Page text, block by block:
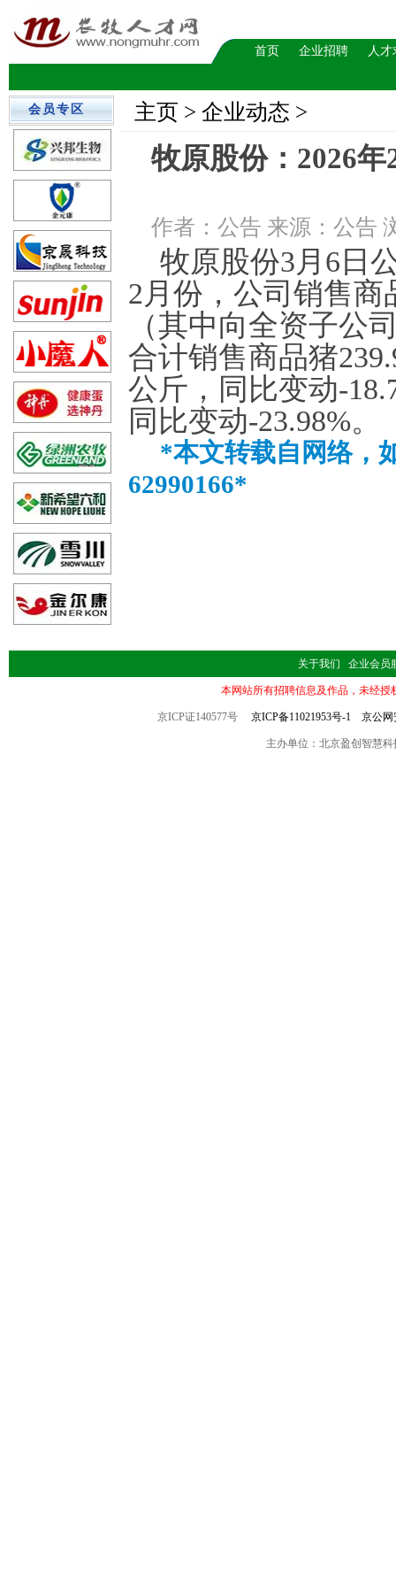
首页 企业招聘 人才
会员专区 主页 > 企业动态 >
牧原股份：2026
作者：公告 来源：公告
牧原股份3月6日
2月份，公司销售商
（其中向全资子公
合计销售商品猪
公斤，同比变动-
同比变动-23.98%。
*本文转载自网络，
62990166*
关于我们 企业会员
本网站所有招聘信息及作品，未经
京ICP证140577号 京ICP备11021953号-1 京公网
主办单位：北京盈创智慧